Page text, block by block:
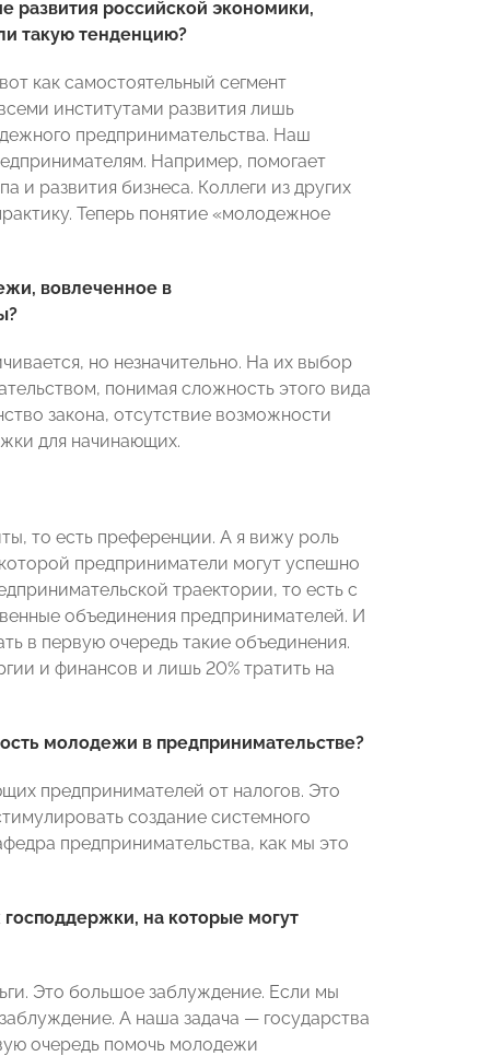
российской экономики,
такую тенденцию?
как самостоятельный сегмент
институтами развития лишь
предпринимательства. Наш
Например, помогает
и развития бизнеса. Коллеги из других
Теперь понятие «молодежное
вовлеченное в
но незначительно. На их выбор
понимая сложность этого вида
закона, отсутствие возможности
для начинающих.
то есть преференции. А я вижу роль
предприниматели могут успешно
траектории, то есть с
объединения предпринимателей. И
в первую очередь такие объединения.
и финансов и лишь 20% тратить на
молодежи в предпринимательстве?
предпринимателей от налогов. Это
создание системного
предпринимательства, как мы это
на которые могут
Это большое заблуждение. Если мы
А наша задача — государства
очередь помочь молодежи